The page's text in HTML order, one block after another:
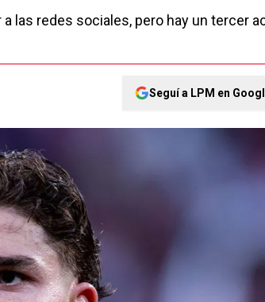
las redes sociales, pero hay un tercer
Seguí a LPM en